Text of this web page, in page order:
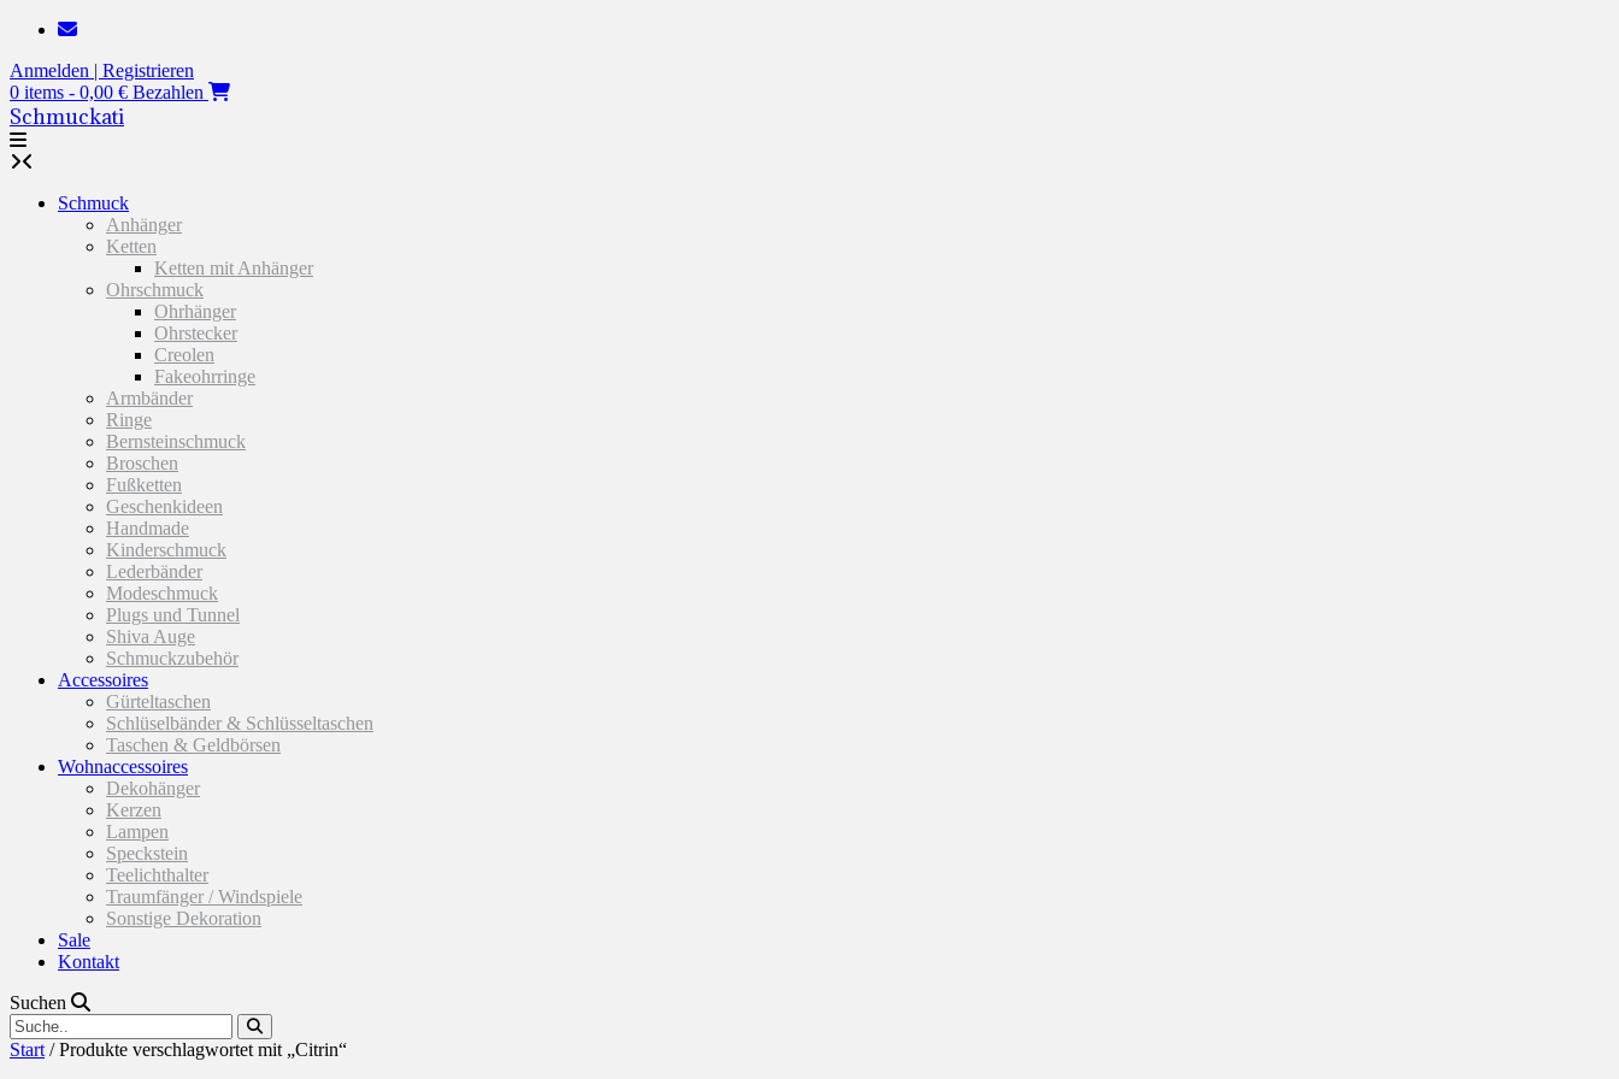
Zum
springen
Anmelden | Registrieren
0 items - 0,00 € Bezahlen
Schmuckati
Schmuck
Anhänger
Ketten
Ketten mit Anhänger
Ohrschmuck
Ohrhänger
Ohrstecker
Creolen
Fakeohrringe
Armbänder
Ringe
Bernsteinschmuck
Broschen
Fußketten
Geschenkideen
Handmade
Kinderschmuck
Lederbänder
Modeschmuck
Plugs und Tunnel
Shiva Auge
Schmuckzubehör
Accessoires
Gürteltaschen
Schlüselbänder & Schlüsseltaschen
Taschen & Geldbörsen
Wohnaccessoires
Dekohänger
Kerzen
Lampen
Speckstein
Teelichthalter
Traumfänger / Windspiele
Sonstige Dekoration
Sale
Kontakt
Suchen
Start / Produkte verschlagwortet mit „Citrin“